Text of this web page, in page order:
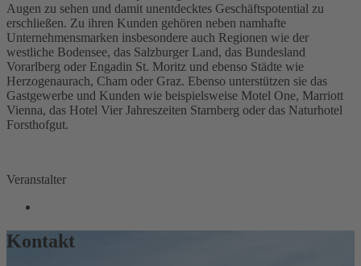
Augen zu sehen und damit unentdecktes Geschäftspotential zu
erschließen. Zu ihren Kunden gehören neben namhafte
Unternehmensmarken insbesondere auch Regionen wie der
westliche Bodensee, das Salzburger Land, das Bundesland
Vorarlberg oder Engadin St. Moritz und ebenso Städte wie
Herzogenaurach, Cham oder Graz. Ebenso unterstützen sie das
Gastgewerbe und Kunden wie beispielsweise Motel One, Marriott
Vienna, das Hotel Vier Jahreszeiten Starnberg oder das Naturhotel
Forsthofgut.
Veranstalter
Kontakt